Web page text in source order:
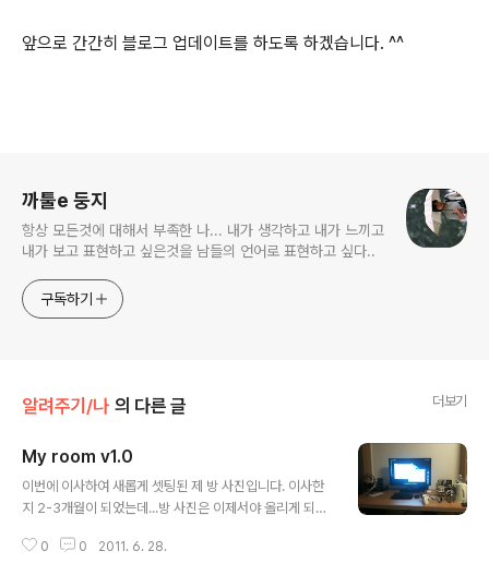
앞으로 간간히 블로그 업데이트를 하도록 하겠습니다. ^^
까툴e 둥지
항상 모든것에 대해서 부족한 나... 내가 생각하고 내가 느끼고
내가 보고 표현하고 싶은것을 남들의 언어로 표현하고 싶다..
구독하기
알려주기/나 의 다른 글 더보기
My room v1.0
이번에 이사하여 새롭게 셋팅된 제 방 사진입니다. 이사한
지 2-3개월이 되었는데...방 사진은 이제서야 올리게 되네
0 0 2011. 6. 28.